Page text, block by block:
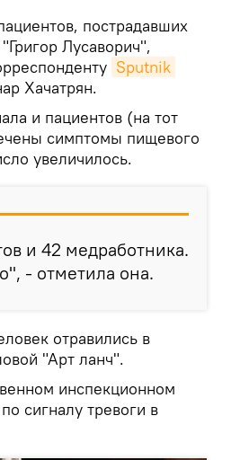
пострадавших
Лусаворич",
Sputnik
Хачатрян.
и пациентов (на тот
симптомы пищевого
увеличилось.
и 42 медработника.
- отметила она.
отравились в
"Арт ланч".
инспекционном
сигналу тревоги в